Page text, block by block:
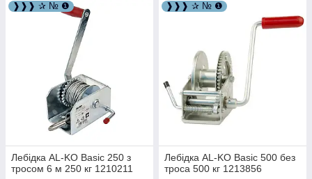
❱❱❱ ✰ № ❶
Лебідка AL-KO Basic 250 з
тросом 6 м 250 кг 1210211
❱❱❱ ✰ № ❶
Лебідка AL-KO Basic 500 без
троса 500 кг 1213856